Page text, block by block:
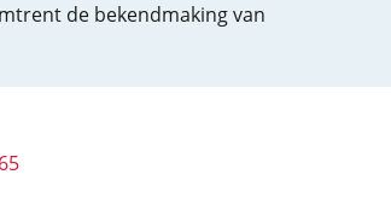
de bekendmaking van